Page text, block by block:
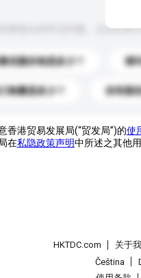
买家提出的常见问题。点击以将
优惠价格是多少？ 请
购量是多少？ 你有新
香港贸易发展局(“贸发局”)的使
在私隐政策声明中所述之其他
HKTDC.com 关于
Čeština